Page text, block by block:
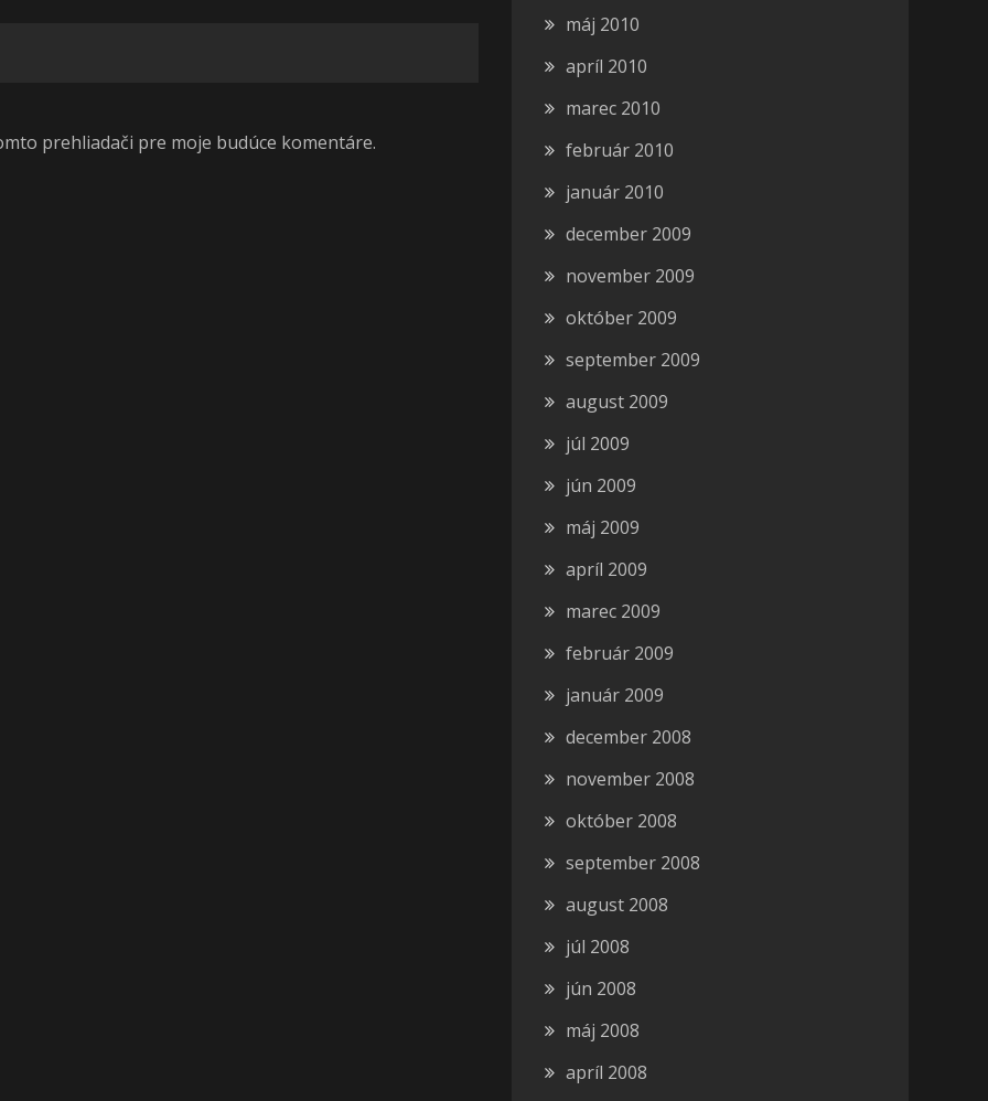
prehliadači pre moje budúce komentáre.
máj 2010
apríl 2010
marec 2010
február 2010
január 2010
december 2009
november 2009
október 2009
september 2009
august 2009
júl 2009
jún 2009
máj 2009
apríl 2009
marec 2009
február 2009
január 2009
december 2008
november 2008
október 2008
september 2008
august 2008
júl 2008
jún 2008
máj 2008
apríl 2008